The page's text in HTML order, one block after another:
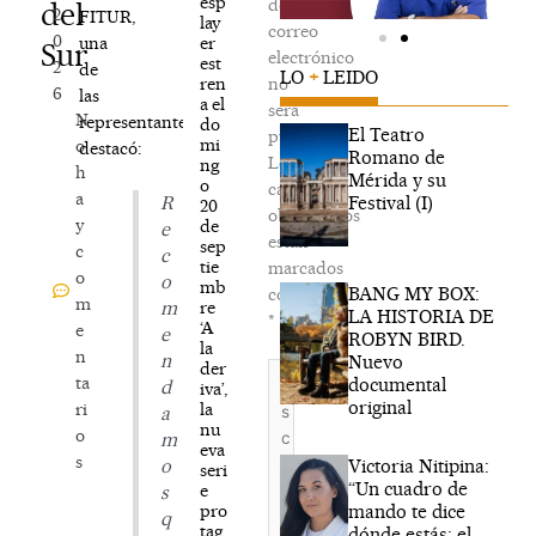
del
Sur
2
0
2
6
N
o
h
a
y
c
o
m
e
n
ta
ri
o
s
FITUR,
una
de
las
representantes
destacó:
R
e
c
o
m
e
n
d
a
m
o
s
q
lay
er
est
ren
a el
do
mi
ng
o
20
de
sep
tie
mb
re
‘A
la
der
iva’,
la
nu
eva
seri
e
pro
tag
de
correo
electrónico
no
será
publicada.
Los
campos
obligatorios
están
marcados
con
*
Escribe
aquí...
LO + LEIDO
El Teatro
Romano de
Mérida y su
Festival (I)
BANG MY BOX:
LA HISTORIA DE
ROBYN BIRD.
Nuevo
documental
original
Victoria Nitipina:
“Un cuadro de
mando te dice